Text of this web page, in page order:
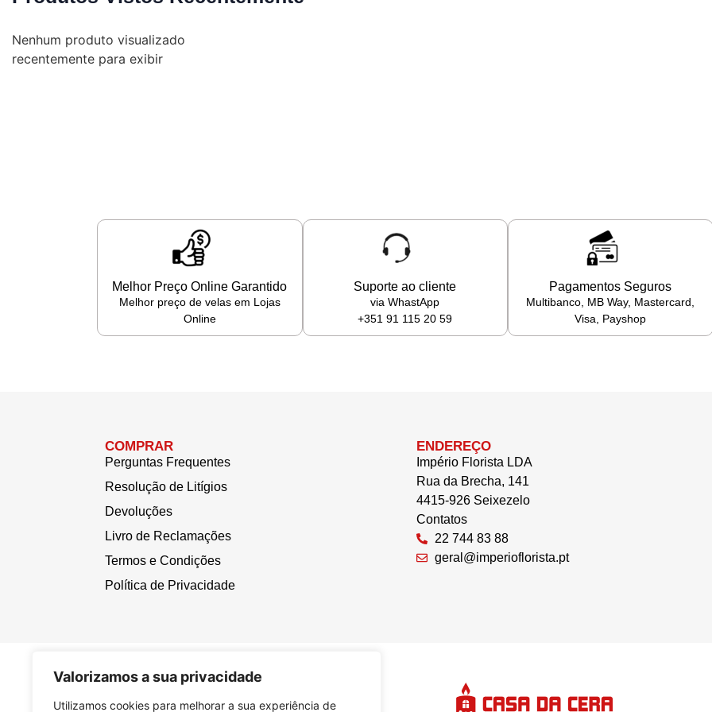
Valorizamos a sua privacidade
Utilizamos cookies para melhorar a sua experiência de
Nenhum produto visualizado
recentemente para exibir
Melhor Preço Online Garantido
Melhor preço de velas em Lojas
Online
Suporte ao cliente
via WhastApp
+351 91 115 20 59
Pagamentos Seguros
Multibanco, MB Way, Mastercard,
Visa, Payshop
COMPRAR
Perguntas Frequentes
Resolução de Litígios
Devoluções
Livro de Reclamações
Termos e Condições
Política de Privacidade
ENDEREÇO
Império Florista LDA
Rua da Brecha, 141
4415-926 Seixezelo
Contatos
22 744 83 88
geral@imperioflorista.pt